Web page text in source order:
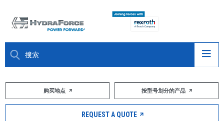
大约关于购买地点 按型号划分的产品
REQUEST A QUOTE